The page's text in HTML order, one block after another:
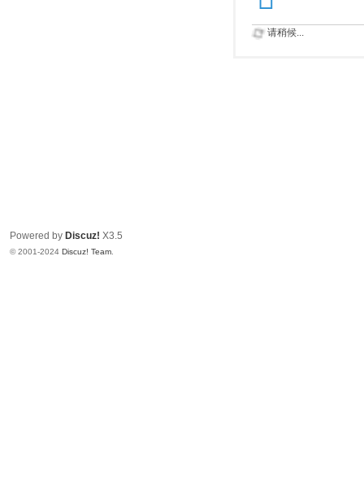
请稍候...
Powered by Discuz! X3.5
© 2001-2024 Discuz! Team